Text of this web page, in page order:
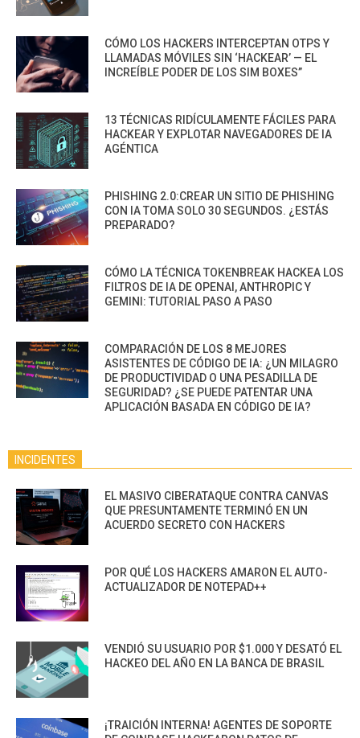
CÓMO LOS HACKERS INTERCEPTAN OTPS Y
LLAMADAS MÓVILES SIN ‘HACKEAR’ — EL
INCREÍBLE PODER DE LOS SIM BOXES”
13 TÉCNICAS RIDÍCULAMENTE FÁCILES PARA
HACKEAR Y EXPLOTAR NAVEGADORES DE IA
AGÉNTICA
PHISHING 2.0:CREAR UN SITIO DE PHISHING
CON IA TOMA SOLO 30 SEGUNDOS. ¿ESTÁS
PREPARADO?
CÓMO LA TÉCNICA TOKENBREAK HACKEA LOS
FILTROS DE IA DE OPENAI, ANTHROPIC Y
GEMINI: TUTORIAL PASO A PASO
COMPARACIÓN DE LOS 8 MEJORES
ASISTENTES DE CÓDIGO DE IA: ¿UN MILAGRO
DE PRODUCTIVIDAD O UNA PESADILLA DE
SEGURIDAD? ¿SE PUEDE PATENTAR UNA
APLICACIÓN BASADA EN CÓDIGO DE IA?
INCIDENTES
EL MASIVO CIBERATAQUE CONTRA CANVAS
QUE PRESUNTAMENTE TERMINÓ EN UN
ACUERDO SECRETO CON HACKERS
POR QUÉ LOS HACKERS AMARON EL AUTO-
ACTUALIZADOR DE NOTEPAD++
VENDIÓ SU USUARIO POR $1.000 Y DESATÓ EL
HACKEO DEL AÑO EN LA BANCA DE BRASIL
¡TRAICIÓN INTERNA! AGENTES DE SOPORTE